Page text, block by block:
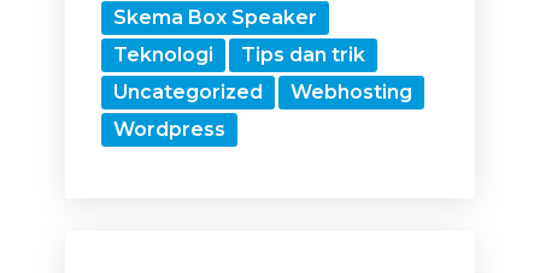
Skema Box Speaker
Teknologi
Tips dan trik
Uncategorized
Webhosting
Wordpress